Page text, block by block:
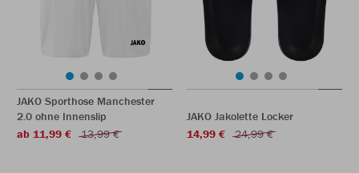
JAKO Sporthose Manchester
2.0 ohne Innenslip
ab 11,99 €
13,99 €
JAKO Jakolette Locker
14,99 €
24,99 €